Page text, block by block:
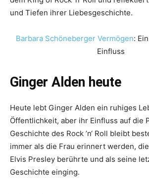
und Tiefen ihrer Liebesgeschichte.
Barbara Schöneberger Vermögen:
Einfluss
Ginger Alden heute
Heute lebt Ginger Alden ein ruhiges
Öffentlichkeit, aber ihr Einfluss auf die
Geschichte des Rock ’n‘ Roll bleibt
immer als die Frau erinnert werden,
Elvis Presley berührte und als seine
Geschichte einging.